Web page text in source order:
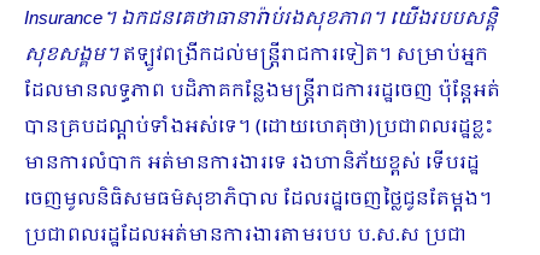
Insurance។ ឯកជនគេថាធានារ៉ាប់រងសុខភាព។ យើងរបបសន្តិ
សុខសង្គម។ឥឡូវពង្រីកដល់មន្ត្រីរាជការទៀត។ សម្រាប់អ្នក
ដែលមានលទ្ធភាព បដិភាគកន្លែងមន្ត្រីរាជការរដ្ឋចេញ ប៉ុន្តែអត់
បានគ្របដណ្ដប់ទាំងអស់ទេ។ (ដោយហេតុថា)ប្រជាពល​រដ្ឋខ្លះ
មានការលំបាក អត់មានការងារទេ រងហានិភ័យខ្ពស់ ទើបរដ្ឋ
ចេញមូលនិធិសមធម៌សុខាភិបាល ដែលរដ្ឋចេញថ្លៃជូនតែម្ដង។
ប្រជាពលរដ្ឋដែលអត់មានការងារតាមរបប ប.ស.ស ប្រជា